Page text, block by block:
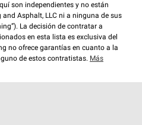
son independientes y no están
Asphalt, LLC ni a ninguna de sus
La decisión de contratar a
en esta lista es exclusiva del
no ofrece garantías en cuanto a la
de estos contratistas. Más